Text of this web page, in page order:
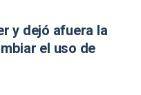
y dejó afuera la
el uso de